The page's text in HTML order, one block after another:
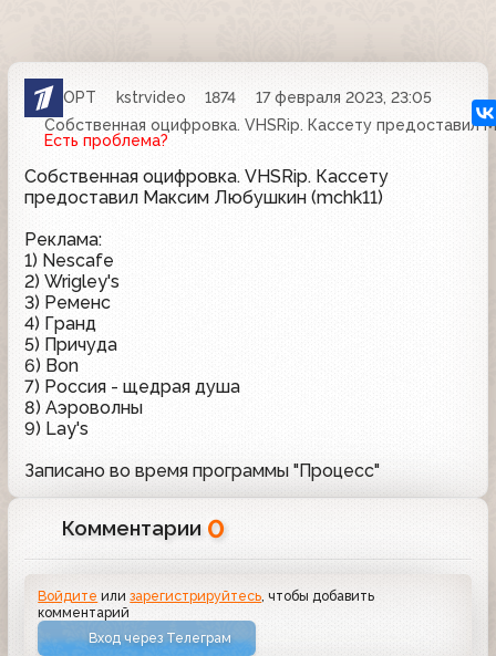
ОРТ kstrvideo 1874
17 февраля 2023, 23:05
Собственная оцифровка. VHSRip. Кассету предоставил
Есть проблема?
Собственная оцифровка. VHSRip. Кассету
предоставил Максим Любушкин (mchk11)
Реклама:
1) Nescafe
2) Wrigley's
3) Ременс
4) Гранд
5) Причуда
6) Bon
7) Россия - щедрая душа
8) Аэроволны
9) Lay's
Записано во время программы "Процесс"
Комментарии 0
Войдите илизарегистрируйтесь , чтобы добавить
комментарий
Вход через Телеграм